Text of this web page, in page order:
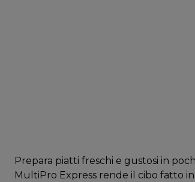
Prepara piatti freschi e gustosi in
MultiPro Express rende il cibo fatto in